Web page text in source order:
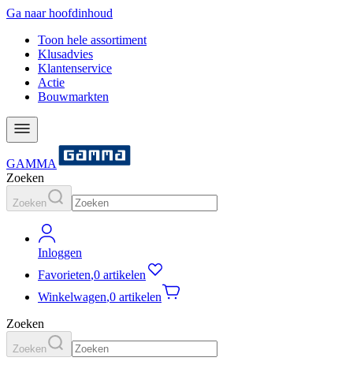
Ga naar hoofdinhoud
Toon hele assortiment
Klusadvies
Klantenservice
Actie
Bouwmarkten
GAMMA
Zoeken
Zoeken
Inloggen
Favorieten,0 artikelen
Winkelwagen,0 artikelen
Zoeken
Zoeken